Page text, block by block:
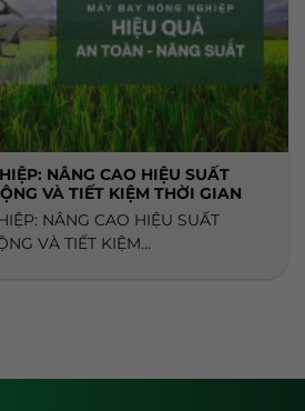
NÂNG CAO HIỆU SUẤT
VÀ TIẾT KIỆM THỜI GIAN
NÂNG CAO HIỆU SUẤT
VÀ TIẾT KIỆM...